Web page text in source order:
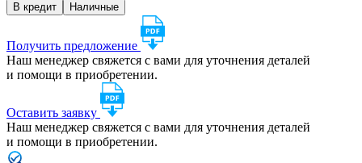
В кредит Наличные
Получить предложение
Наш менеджер свяжется с вами для уточнения деталей
и помощи в приобретении.
Оставить заявку
Наш менеджер свяжется с вами для уточнения деталей
и помощи в приобретении.